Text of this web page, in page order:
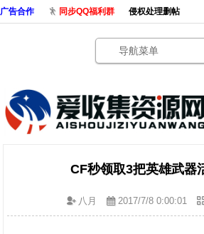
广告合作 同步QQ福利群 侵权处理删帖
导航菜单
CF秒领取3把英雄武器
八月 2017/7/8 0:00:01